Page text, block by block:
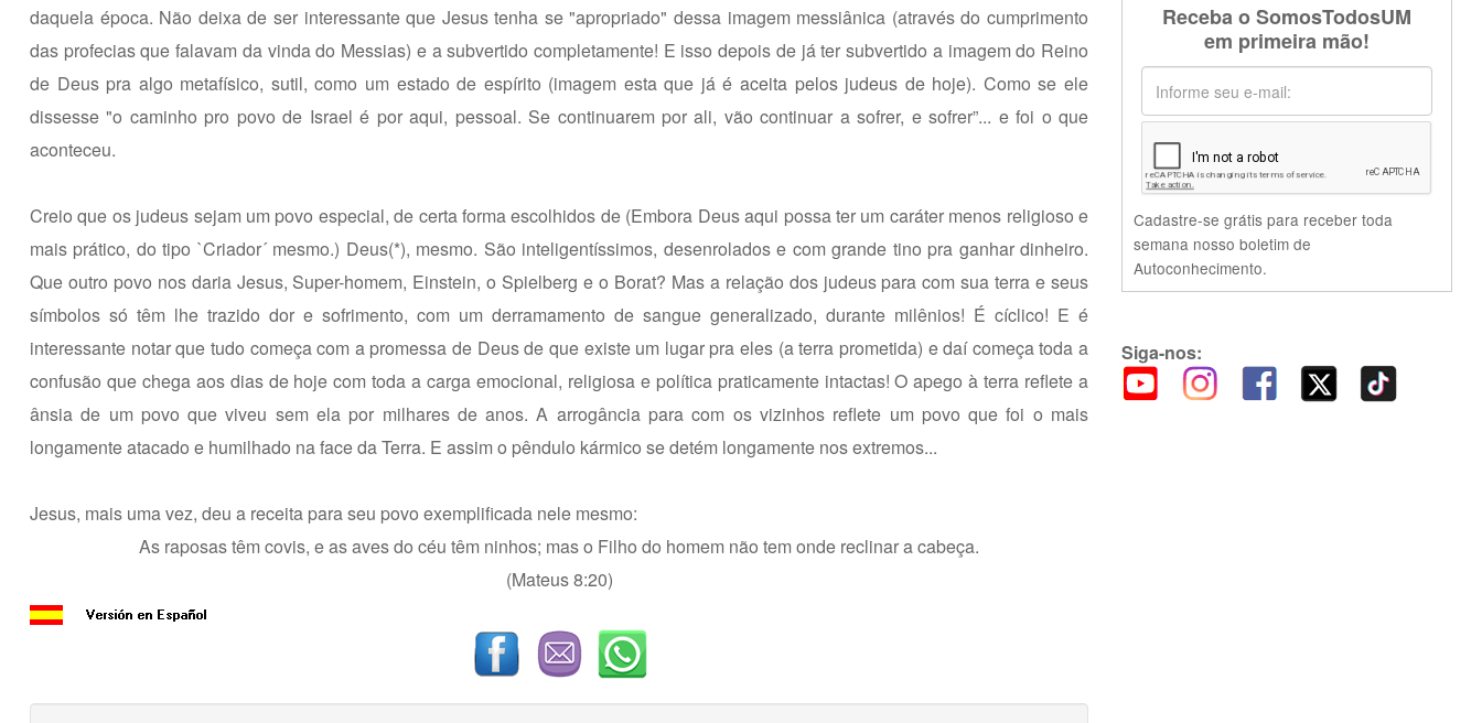
daquela época. Não deixa de ser interessante que Jesus tenha se "apropriado" dessa imagem messiânica (através do cumprimento
das profecias que falavam da vinda do Messias) e a subvertido completamente! E isso depois de já ter subvertido a imagem do Reino
de Deus pra algo metafísico, sutil, como um estado de espírito (imagem esta que já éaceita pelos judeus de hoje). Como se ele
dissesse "o caminho pro povo de Israel é por aqui, pessoal. Se continuarem por ali, vão continuar a sofrer, e sofrer”... e foi o que
aconteceu.
Creio que os judeus sejam um povo especial, de certa forma escolhidos de (Embora Deus aqui possa ter um caráter menos religioso e
mais prático, do tipo `Criador´ mesmo.) Deus(*), mesmo. São inteligentíssimos, desenrolados e com grande tino pra ganhar dinheiro.
Que outro povo nos daria Jesus, Super-homem, Einstein, o Spielberg e o Borat? Mas a relação dos judeus para com sua terra e seus
símbolos só têm lhe trazido dor e sofrimento, com um derramamento de sangue generalizado, durante milênios! É cíclico! E é
interessante notar que tudo começa com a promessa de Deus de que existe um lugar pra eles (a terra prometida) e daí começa toda a
confusão que chega aos dias de hoje com toda a carga emocional, religiosa e política praticamente intactas! O apego à terra reflete a
ânsia de um povo que viveu sem ela por milhares de anos. A arrogância para com os vizinhos reflete um povo que foi o mais
longamente atacado e humilhado na face da Terra. E assim o pêndulo kármico se detém longamente nos extremos...
Jesus, mais uma vez, deu a receita para seu povo exemplificada nele mesmo:
As raposas têm covis, e as aves do céu têm ninhos; mas o Filho do homem não tem onde reclinar a cabeça.
(Mateus 8:20)
Receba o SomosTodosUM
em primeira mão!
Cadastre-se grátis para receber toda
semana nosso boletim de
Autoconhecimento.
Siga-nos: